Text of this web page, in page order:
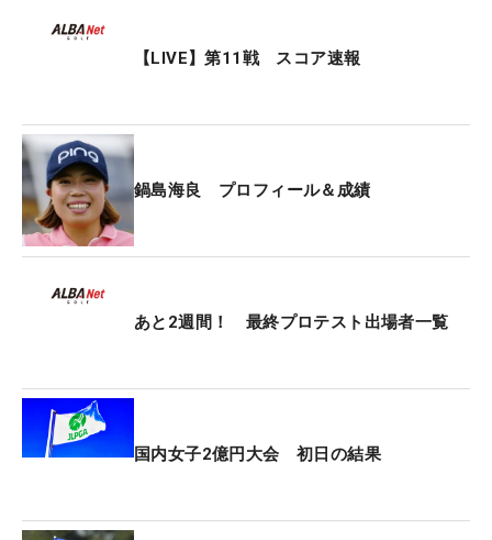
決意した。「優勝目指して頑張りたいです」。しっ
かりと前を向く。
は「距離が短い分、バーディをとりたい。パター勝
負になるかなと思う」。苦手意識はないが、雨が予
想される天候に「ピンチがきたらしのぎたい」と意
気込む。
今年のプロテスト第2次予選は、カットライン上の
トータル1アンダーで突破。初めて進んだ昨年の最
では刻むっていうことを知らなくて…」。ひたすら
飛ばすプレースタイルだったが、今は「頭を使っ
て」プレーすることを心がける。
きっかけは、昨年のプロテストへ向けた練習ラウン
【LIVE】第11戦 スコア速報
鍋島海良 プロフィール＆成績
あと2週間！ 最終プロテスト出場者一覧
国内女子2億円大会 初日の結果